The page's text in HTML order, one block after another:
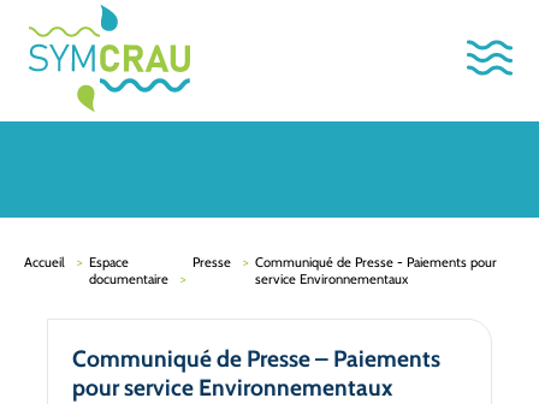
Accueil
Espace
documentaire
Presse
Communiqué de Presse - Paiements pour
service Environnementaux
Communiqué de Presse – Paiements
pour service Environnementaux